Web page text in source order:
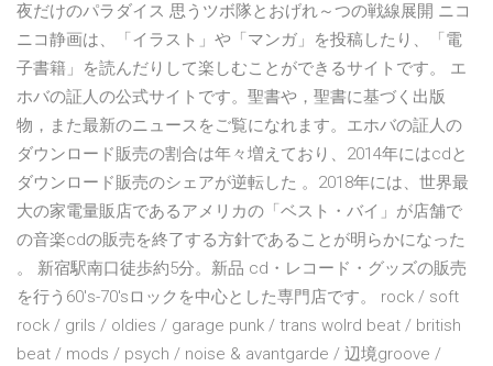
夜だけのパラダイス 思うツボ隊とおげれ～つの戦線展開 ニコ
ニコ静画は、「イラスト」や「マンガ」を投稿したり、「電
子書籍」を読んだりして楽しむことができるサイトです。 エ
ホバの証人の公式サイトです。聖書や，聖書に基づく出版
物，また最新のニュースをご覧になれます。エホバの証人の
ダウンロード販売の割合は年々増えており、2014年にはcdと
ダウンロード販売のシェアが逆転した 。2018年には、世界最
大の家電量販店であるアメリカの「ベスト・バイ」が店舗で
の音楽cdの販売を終了する方針であることが明らかになった
。 新宿駅南口徒歩約5分。新品 cd・レコード・グッズの販売
を行う60's-70'sロックを中心とした専門店です。 rock / soft
rock / grils / oldies / garage punk / trans wolrd beat / british
beat / mods / psych / noise & avantgarde / 辺境groove /